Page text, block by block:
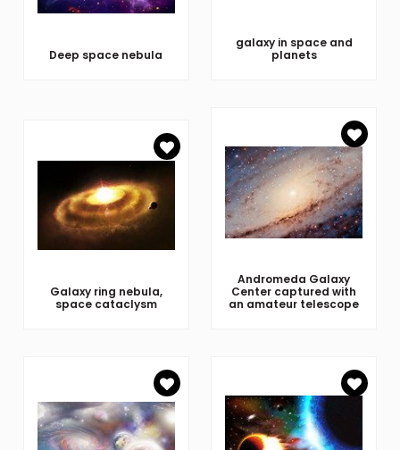
Deep space nebula
galaxy in space and
planets
Galaxy ring nebula,
space cataclysm
Andromeda Galaxy
Center captured with
an amateur telescope